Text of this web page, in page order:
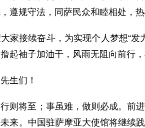
遵规守法，同萨民众和睦相处，
家接续奋斗，为实现个人梦想“
起袖子加油干，风雨无阻向前行
生们！
则将至；事虽难，做则必成。前
来。中国驻萨摩亚大使馆将继续